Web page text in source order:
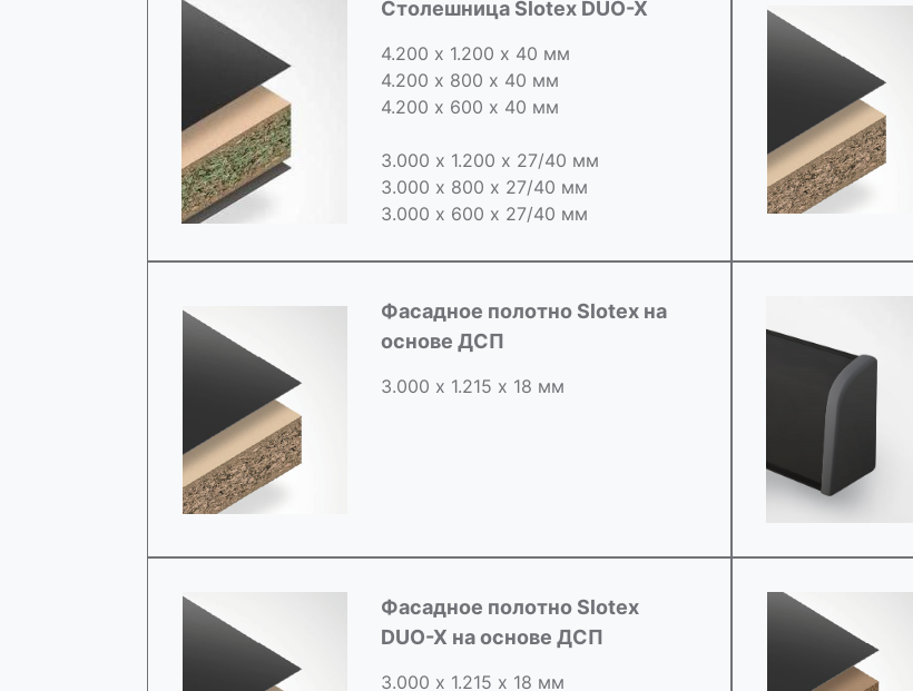
Cтолешница Slotex DUO-X
4.200 х 1.200 х 40 мм
4.200 х 800 х 40 мм
4.200 х 600 х 40 мм
3.000 х 1.200 х 27/40 мм
3.000 х 800 х 27/40 мм
3.000 х 600 х 27/40 мм
Фасадное полотно Slotex на
основе ДСП
3.000 х 1.215 х 18 мм
Фасадное полотно Slotex
DUO-X на основе ДСП
3.000 х 1.215 х 18 мм